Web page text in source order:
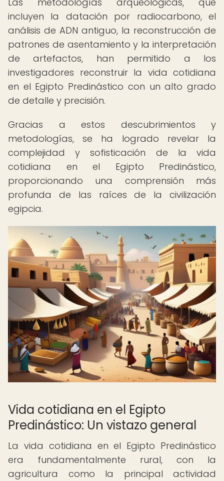
incluyen la datación por radiocarbono, el
análisis de ADN antiguo, la reconstrucción de
patrones de asentamiento y la interpretación
de artefactos, han permitido a los
investigadores reconstruir la vida cotidiana
en el Egipto Predinástico con un alto grado
de detalle y precisión.
Gracias a estos descubrimientos y
metodologías, se ha logrado revelar la
complejidad y sofisticación de la vida
cotidiana en el Egipto Predinástico,
proporcionando una comprensión más
profunda de las raíces de la civilización
egipcia.
Vida cotidiana en el Egipto
Predinástico: Un vistazo general
La vida cotidiana en el Egipto Predinástico
era fundamentalmente rural, con la
agricultura como la principal actividad